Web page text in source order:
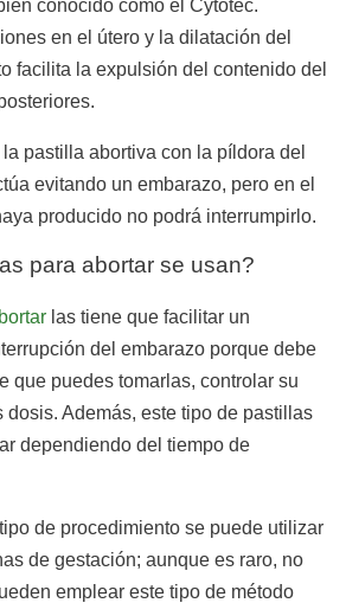
conocido como el Cytotec.
en el útero y la dilatación del
facilita la expulsión del contenido del
pastilla abortiva con la píldora del
evitando un embarazo, pero en el
producido no podrá interrumpirlo.
para abortar se usan?
las tiene que facilitar un
del embarazo porque debe
que puedes tomarlas, controlar su
dosis. Además, este tipo de pastillas
dependiendo del tiempo de
de procedimiento se puede utilizar
de gestación; aunque es raro, no
emplear este tipo de método